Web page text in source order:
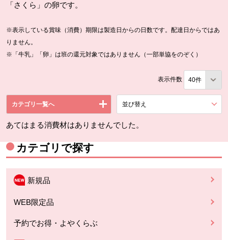
「さくら」の卵です。
※表示している賞味（消費）期限は製造日からの日数です。配達日からではあ
りません。
※「牛乳」「卵」は班の還元対象ではありません（一部単協をのぞく）
表示件数
カテゴリ一覧へ 並び替え
あてはまる消費材はありませんでした。
カテゴリで探す
新規品
WEB限定品
予約でお得・よやくらぶ